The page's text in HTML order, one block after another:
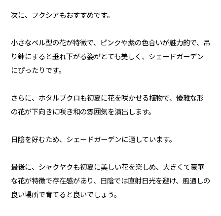
次に、フクシアもおすすめです。
小さなベル型の花が特徴で、ピンクや紫の色合いが魅力的で、吊
り鉢にすると垂れ下がる姿がとても美しく、シェードガーデン
にぴったりです。
さらに、ホタルブクロも初夏に花を咲かせる植物で、優雅な形
の花が下向きに咲き和の雰囲気を演出します。
日陰を好むため、シェードガーデンに適しています。
最後に、シャクヤクも初夏に美しい花を楽しめ、大きくて豪華
な花が特徴で存在感があり、日陰では直射日光を避け、風通しの
良い場所で育てると良いでしょう。